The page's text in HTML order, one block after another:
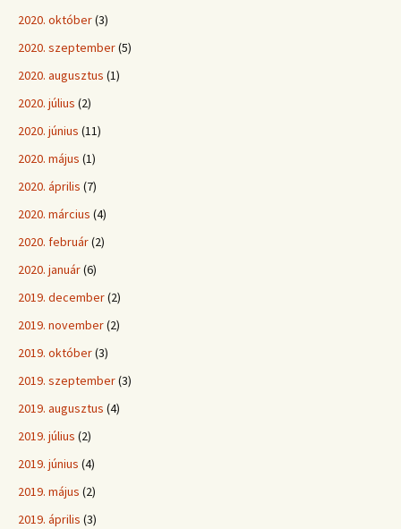
2020. október(3)
2020. szeptember(5)
2020. augusztus (1)
2020. július (2)
2020. június (11)
2020. május (1)
2020. április (7)
2020. március (4)
2020. február(2)
2020. január(6)
2019. december(2)
2019. november(2)
2019. október(3)
2019. szeptember(3)
2019. augusztus (4)
2019. július (2)
2019. június (4)
2019. május (2)
2019. április (3)